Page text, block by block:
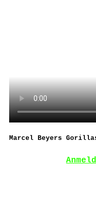
Marcel Beyers